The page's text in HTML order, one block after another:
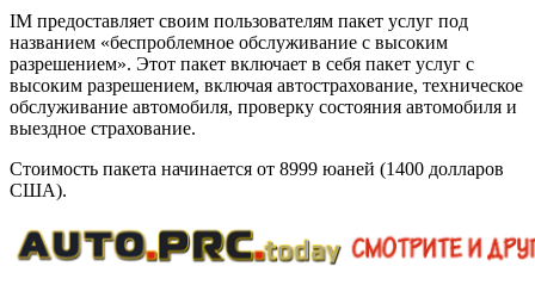
IM предоставляет своим пользователям пакет услуг под
названием «беспроблемное обслуживание с высоким
разрешением». Этот пакет включает в себя пакет услуг с
высоким разрешением, включая автострахование, техническое
обслуживание автомобиля, проверку состояния автомобиля и
выездное страхование.
Стоимость пакета начинается от 8999 юаней (1400 долларов
США).